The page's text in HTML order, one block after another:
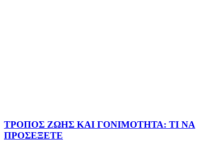
ΤΡΟΠΟΣ ΖΩΗΣ ΚΑΙ ΓΟΝΙΜΟΤΗΤΑ: ΤΙ ΝΑ
ΠΡΟΣΕΞΕΤΕ